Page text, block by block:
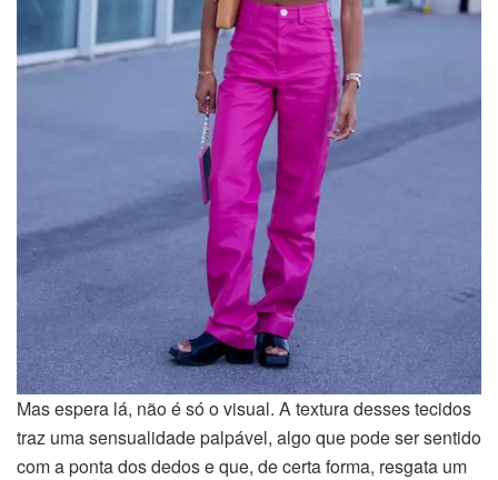
Mas espera lá, não é só o visual. A textura desses tecidos
traz uma sensualidade palpável, algo que pode ser sentido
com a ponta dos dedos e que, de certa forma, resgata um